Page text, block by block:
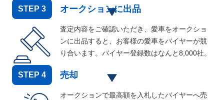
STEP 3 オークションに出品
査定内容をご確認いただき、愛車をオークショ
ンに出品すると、お客様の愛車をバイヤーが競
り合います。バイヤー登録数はなんと8,000社。
STEP 4 売却
オークションで最高額を入札したバイヤーへ売